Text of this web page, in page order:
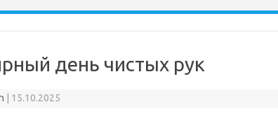
день чистых рук
15.10.2025